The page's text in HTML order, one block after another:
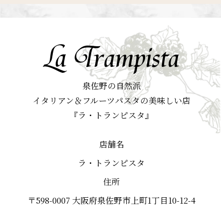
泉佐野の自然派
イタリアン＆フルーツパスタの美味しい店
『ラ・トランピスタ』
店舗名
ラ・トランピスタ
住所
〒598-0007 大阪府泉佐野市上町1丁目10-12-4